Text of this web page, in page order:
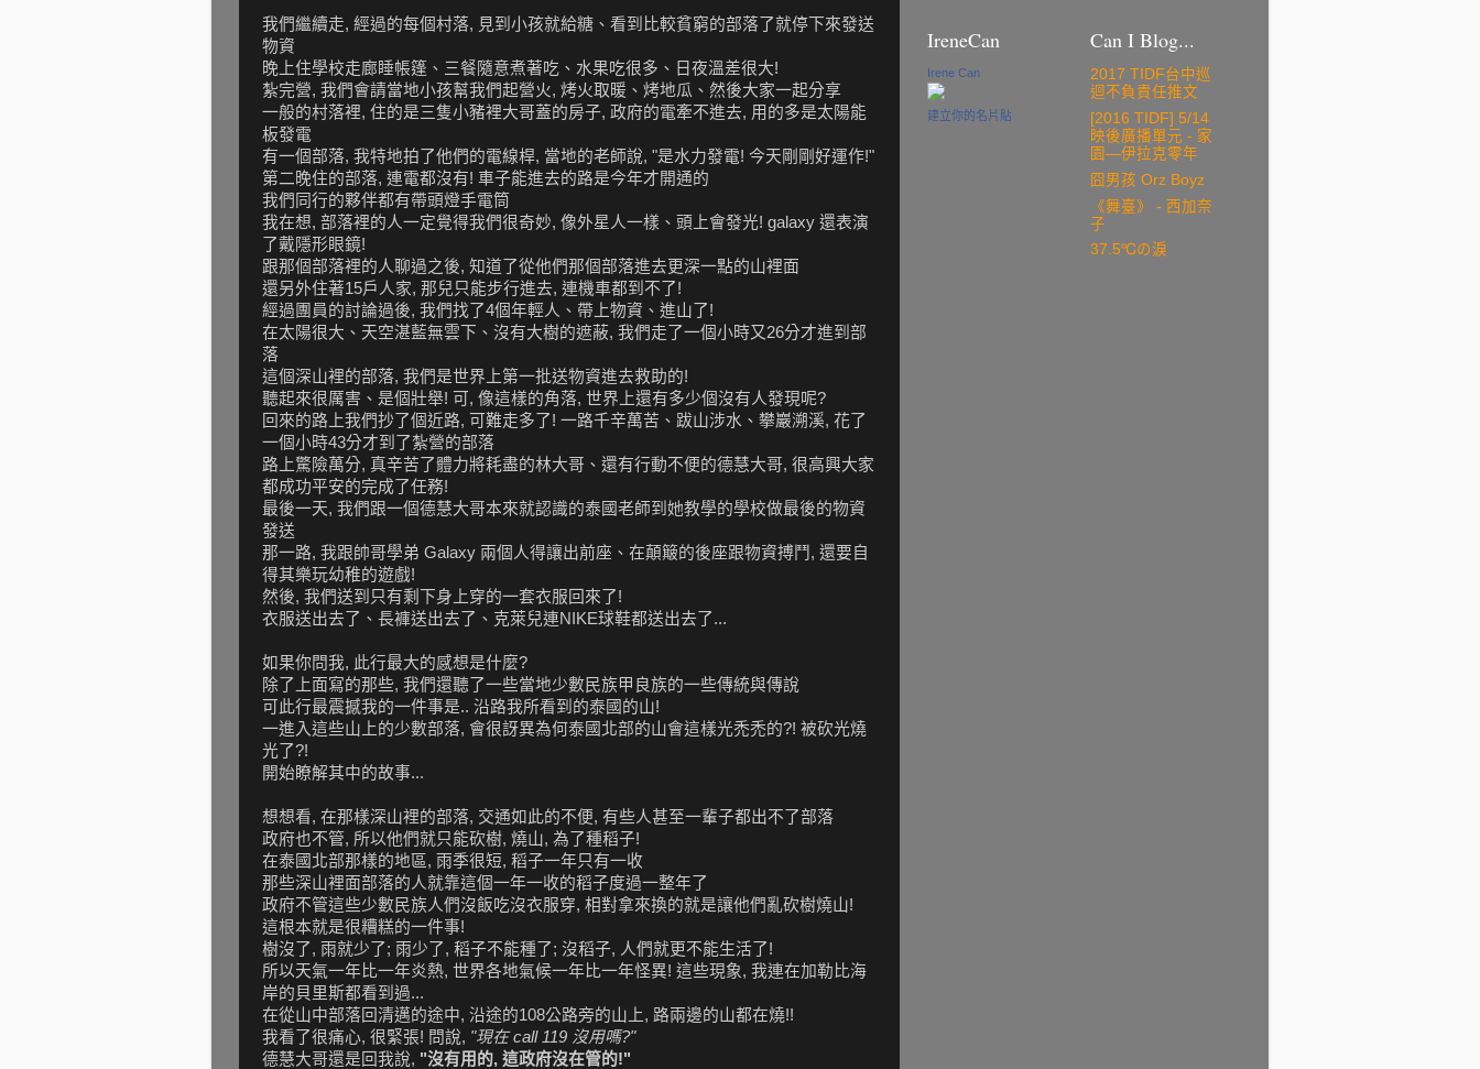
我們繼續走, 經過的每個村落, 見到小孩就給糖、看到比較貧窮的部落了就停下來發送
物資
晚上住學校走廊睡帳篷、三餐隨意煮著吃、水果吃很多、日夜溫差很大!
紮完營, 我們會請當地小孩幫我們起營火, 烤火取暖、烤地瓜、然後大家一起分享
一般的村落裡, 住的是三隻小豬裡大哥蓋的房子, 政府的電牽不進去, 用的多是太陽能
板發電
有一個部落, 我特地拍了他們的電線桿, 當地的老師說, "是水力發電! 今天剛剛好運作!"
第二晚住的部落, 連電都沒有! 車子能進去的路是今年才開通的
我們同行的夥伴都有帶頭燈手電筒
我在想, 部落裡的人一定覺得我們很奇妙, 像外星人一樣、頭上會發光! galaxy 還表演
了戴隱形眼鏡!
跟那個部落裡的人聊過之後, 知道了從他們那個部落進去更深一點的山裡面
還另外住著15戶人家, 那兒只能步行進去, 連機車都到不了!
經過團員的討論過後, 我們找了4個年輕人、帶上物資、進山了!
在太陽很大、天空湛藍無雲下、沒有大樹的遮蔽, 我們走了一個小時又26分才進到部
落
這個深山裡的部落, 我們是世界上第一批送物資進去救助的!
聽起來很厲害、是個壯舉! 可, 像這樣的角落, 世界上還有多少個沒有人發現呢?
回來的路上我們抄了個近路, 可難走多了! 一路千辛萬苦、跋山涉水、攀巖溯溪, 花了
一個小時43分才到了紮營的部落
路上驚險萬分, 真辛苦了體力將耗盡的林大哥、還有行動不便的德慧大哥, 很高興大家
都成功平安的完成了任務!
最後一天, 我們跟一個德慧大哥本來就認識的泰國老師到她教學的學校做最後的物資
發送
那一路, 我跟帥哥學弟 Galaxy 兩個人得讓出前座、在顛簸的後座跟物資搏鬥, 還要自
得其樂玩幼稚的遊戲!
然後, 我們送到只有剩下身上穿的一套衣服回來了!
衣服送出去了、長褲送出去了、克萊兒連NIKE球鞋都送出去了...
如果你問我, 此行最大的感想是什麼?
除了上面寫的那些, 我們還聽了一些當地少數民族甲良族的一些傳統與傳說
可此行最震撼我的一件事是.. 沿路我所看到的泰國的山!
一進入這些山上的少數部落, 會很訝異為何泰國北部的山會這樣光禿禿的?! 被砍光燒
光了?!
開始瞭解其中的故事...
想想看, 在那樣深山裡的部落, 交通如此的不便, 有些人甚至一輩子都出不了部落
政府也不管, 所以他們就只能砍樹, 燒山, 為了種稻子!
在泰國北部那樣的地區, 雨季很短, 稻子一年只有一收
那些深山裡面部落的人就靠這個一年一收的稻子度過一整年了
政府不管這些少數民族人們沒飯吃沒衣服穿, 相對拿來換的就是讓他們亂砍樹燒山!
這根本就是很糟糕的一件事!
樹沒了, 雨就少了; 雨少了, 稻子不能種了; 沒稻子, 人們就更不能生活了!
所以天氣一年比一年炎熱, 世界各地氣候一年比一年怪異! 這些現象, 我連在加勒比海
岸的貝里斯都看到過...
在從山中部落回清邁的途中, 沿途的108公路旁的山上, 路兩邊的山都在燒!!
我看了很痛心, 很緊張! 問說, "現在 call 119 沒用嗎?"
德慧大哥還是回我說, "沒有用的, 這政府沒在管的!"
IreneCan
Irene Can
建立你的名片貼
Can I Blog...
2017 TIDF台中巡
迴不負責任推文
[2016 TIDF] 5/14
映後廣播單元 - 家
園—伊拉克零年
囧男孩 Orz Boyz
《舞臺》 - 西加奈
子
37.5℃の淚